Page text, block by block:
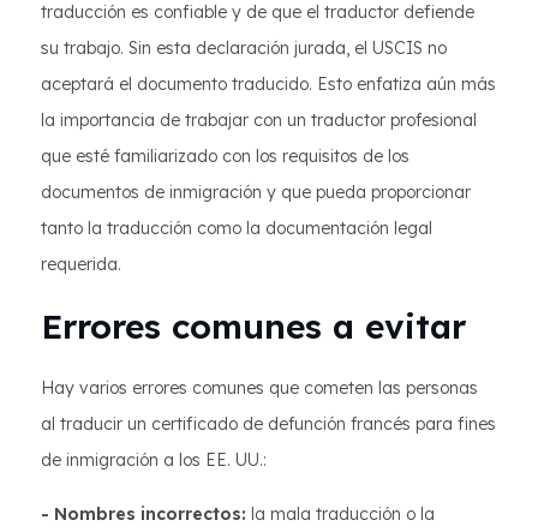
traducción es confiable y de que el traductor defiende
su trabajo. Sin esta declaración jurada, el USCIS no
aceptará el documento traducido. Esto enfatiza aún más
la importancia de trabajar con un traductor profesional
que esté familiarizado con los requisitos de los
documentos de inmigración y que pueda proporcionar
tanto la traducción como la documentación legal
requerida.
Errores comunes a evitar
Hay varios errores comunes que cometen las personas
al traducir un certificado de defunción francés para fines
de inmigración a los EE. UU.:
- Nombres incorrectos: la mala traducción o la